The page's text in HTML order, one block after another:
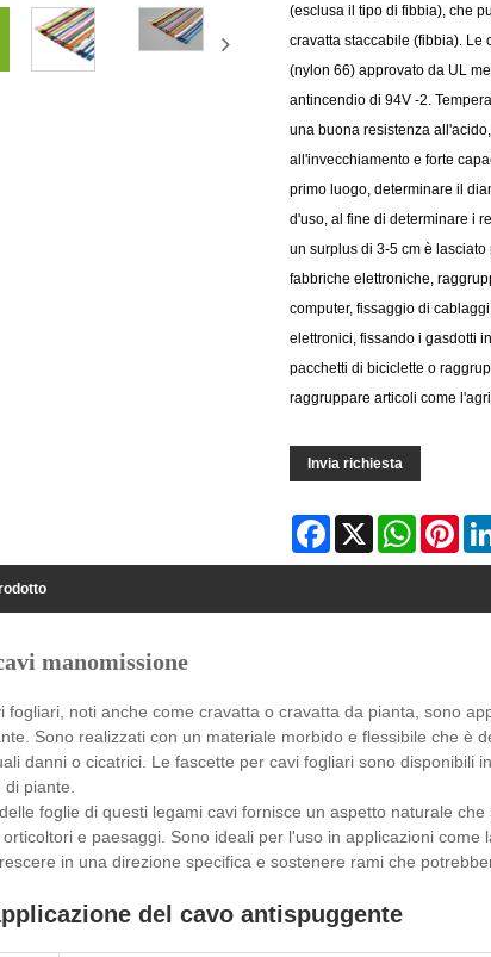
(esclusa il tipo di fibbia), che
cravatta staccabile (fibbia). Le
(nylon 66) approvato da UL
antincendio di 94V -2.
una buona resistenza
all'invecchiamento e forte
primo luogo, determinare il
d'uso, al fine di determinare i
un surplus di 3-5 cm è
fabbriche elettroniche,
computer, fissaggio di
elettronici, fissando i gasdotti
pacchetti di biciclette o
raggruppare articoli come
Invia richiesta
Facebook WhatsApp
manomissione
fogliari, noti anche come cravatta o cravatta da pianta, sono
Sono realizzati con un materiale morbido e flessibile che è
danni o cicatrici. Le fascette per cavi fogliari sono disponibili
piante.
foglie di questi legami cavi fornisce un aspetto naturale
e paesaggi. Sono ideali per l'uso in applicazioni come
in una direzione specifica e sostenere rami che
del cavo antispuggente